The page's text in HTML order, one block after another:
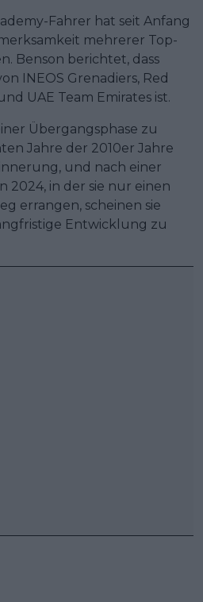
Fahrer hat seit Anfang
mehrerer Top-
Benson berichtet, dass
INEOS Grenadiers, Red
UAE Team Emirates ist.
Übergangsphase zu
Jahre der 2010er Jahre
und nach einer
2024, in der sie nur einen
errangen, scheinen sie
Entwicklung zu